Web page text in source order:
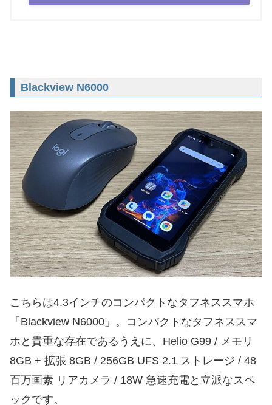
Blackview N6000
こちらは4.3インチのコンパクトなタフネススマホ
「Blackview N6000」。コンパクトなタフネススマ
ホと貴重な存在であるうえに、Helio G99 / メモリ
8GB + 拡張 8GB / 256GB UFS 2.1 ストレージ / 48
百万画素 リアカメラ / 18W 急速充電と立派なスペ
ックです。